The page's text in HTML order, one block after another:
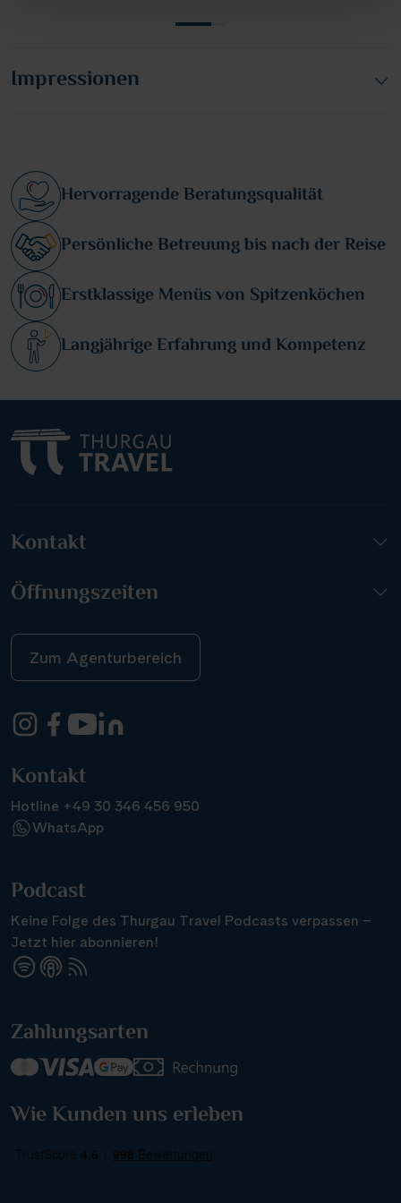
Impressionen
Hervorragende Beratungsqualität
Persönliche Betreuung bis nach der Reise
Erstklassige Menüs von Spitzenköchen
Langjährige Erfahrung und Kompetenz
Kontakt
Öffnungszeiten
Zum Agenturbereich
Kontakt
Hotline +49 30 346 456 950
WhatsApp
Podcast
Keine Folge des Thurgau Travel Podcasts verpassen –
Jetzt hier abonnieren!
Zahlungsarten
Wie Kunden uns erleben